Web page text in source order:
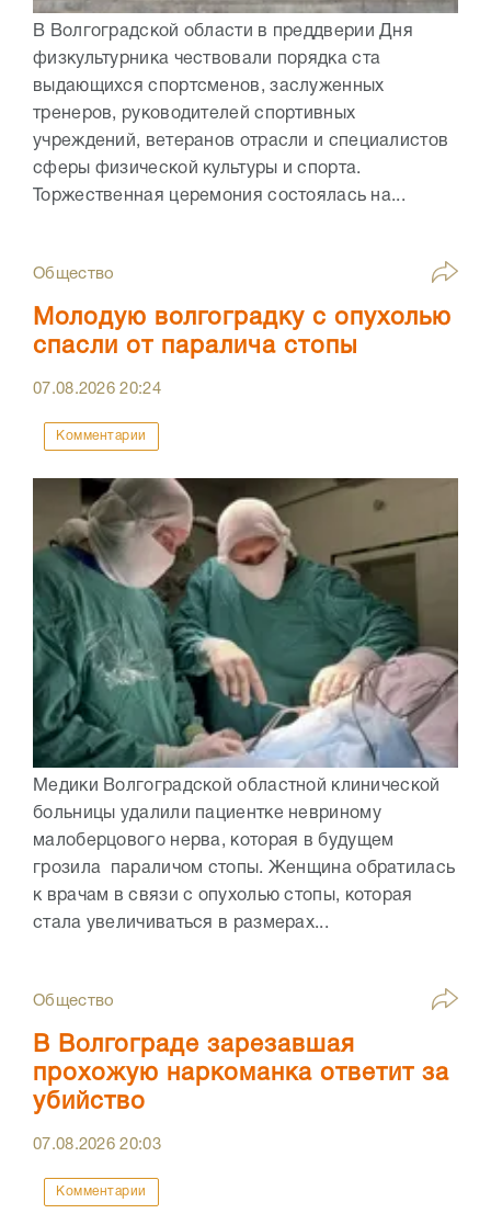
В Волгоградской области в преддверии Дня
физкультурника чествовали порядка ста
выдающихся спортсменов, заслуженных
тренеров, руководителей спортивных
учреждений, ветеранов отрасли и специалистов
сферы физической культуры и спорта.
Торжественная церемония состоялась на...
Общество
Молодую волгоградку с опухолью
спасли от паралича стопы
07.08.202620:24
Комментарии
Медики Волгоградской областной клинической
больницы удалили пациентке невриному
малоберцового нерва, которая в будущем
грозила параличом стопы. Женщина обратилась
к врачам в связи с опухолью стопы, которая
стала увеличиваться в размерах...
Общество
В Волгограде зарезавшая
прохожую наркоманка ответит за
убийство
07.08.202620:03
Комментарии